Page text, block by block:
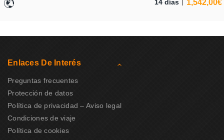
14 días 1,542,00€
Enlaces De Interés
Preguntas frecuentes
Protección de datos
Política de privacidad – Aviso legal
Condiciones de viaje
Política de cookies